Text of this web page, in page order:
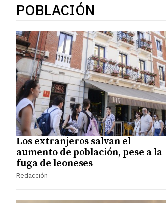
POBLACIÓN
Los extranjeros salvan el
aumento de población, pese a la
fuga de leoneses
Redacción